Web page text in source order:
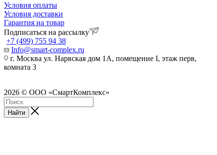
Условия оплаты
Условия доставки
Гарантия на товар
Подписаться на рассылку
+7 (499) 755 94 38
Info@smart-complex.ru
г. Москва ул. Нарвская дом 1А, помещение I, этаж перв,
комната 3
2026 © ООО «СмартКомплекс»
Найти